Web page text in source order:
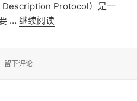
Description Protocol）是一
要 …继续阅读
于WebRTC：会话描述协议SDP简析
留下评论